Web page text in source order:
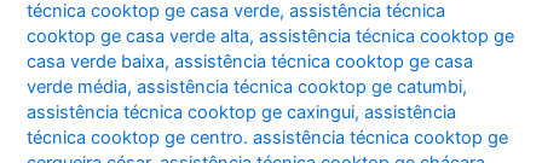
técnica cooktop ge casa verde,assistência técnica
cooktop ge casa verde alta,assistência técnica cooktop ge
casa verde baixa,assistência técnica cooktop ge casa
verde média,assistência técnica cooktop ge catumbi,
assistência técnica cooktop ge caxingui,assistência
técnica cooktop ge centro. assistência técnica cooktop ge